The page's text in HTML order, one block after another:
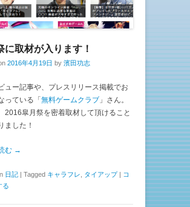
に取材が入ります！
2016年4月19日 by 濱田功志
ュー記事や、プレスリリース掲載でお
っている「 無料ゲームクラブ 」さん。
2016皐月祭を密着取材して頂けること
ました！
む →
日記 | Tagged キャラフレ タイアップ | コ
る